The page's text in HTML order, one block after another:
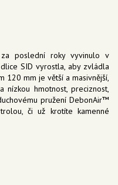
poslední roky vyvinulo v
SID vyrostla, aby zvládla
120 mm je větší a masivnější,
hmotnost, preciznost,
pružení DebonAir™
či už krotíte kamenné